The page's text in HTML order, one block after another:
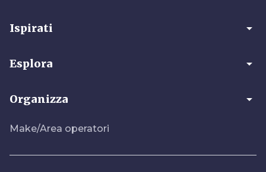
Ispirati arrow_drop_down
Esplora arrow_drop_down
Organizza arrow_drop_down
Make/Area operatori